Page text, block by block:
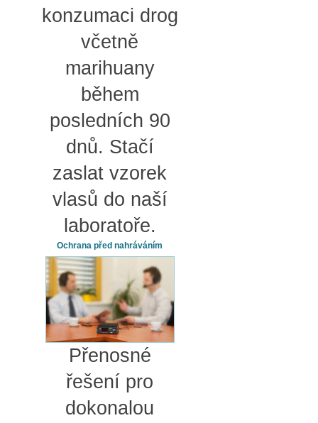
konzumaci drog
včetně
marihuany
během
posledních 90
dnů. Stačí
zaslat vzorek
vlasů do naší
laboratoře.
Ochrana před nahráváním
Přenosné
řešení pro
dokonalou